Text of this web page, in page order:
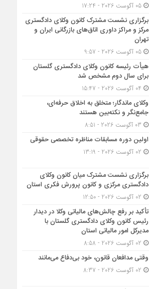
05 آگوست 2026 - 17:24
برگزاری نشست مشترک کانون وکلای دادگستری
مرکز و مراکز داوری اتاق‌های بازرگانی ایران و
تهران
05 آگوست 2026 - 9:57
هیأت ‌رئیسه کانون وکلای دادگستری گلستان
برای سال دوم مشخص شد
وکلای ماندگار؛ متخلق به اخلاق حرفه‌ای،
جامع‌نگر و نکته‌بین هستند
اولین دوره مسابقات مناظره تخصصی حقوقی
برگزاری نشست مشترک میان کانون وکلای
دادگستری مرکزی و کانون پرورش فکری استان
تأکید بر رفع چالش‌های مالیاتی وکلا در دیدار
رئیس کانون وکلای دادگستری گلستان با
مدیرکل امور مالیاتی استان
وقتی مدافعان قانون، خود بی‌دفاع می‌مانند